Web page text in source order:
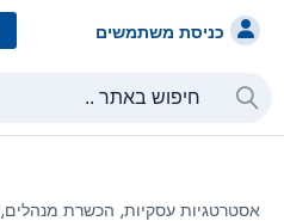
כניסת משתמשים
אסטרטגיות עסקיות⸲ הכשרת מנהלים⸲